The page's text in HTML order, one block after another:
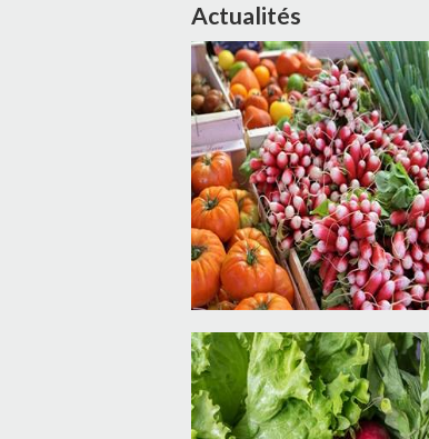
Actualités